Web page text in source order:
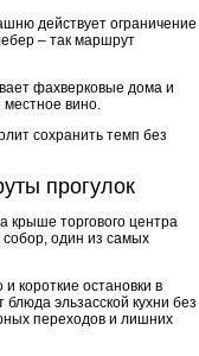
действует ограничение
– так маршрут
фахверковые дома и
местное вино.
сохранить темп без
прогулок
крыше торгового центра
один из самых
короткие остановки в
эльзасской кухни без
переходов и лишних